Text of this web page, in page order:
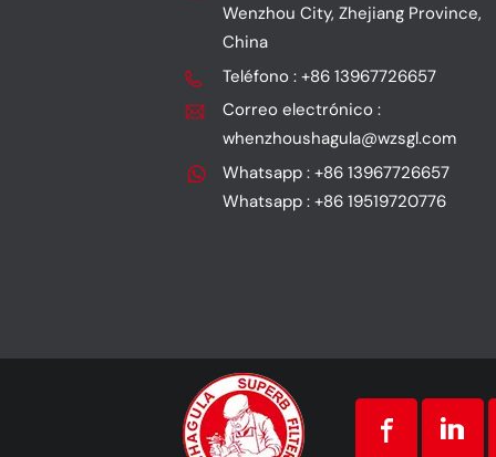
Wenzhou City, Zhejiang Province,
China
Teléfono : +86 13967726657
Correo electrónico :
whenzhoushagula@wzsgl.com
Whatsapp : +86 13967726657
Whatsapp : +86 19519720776